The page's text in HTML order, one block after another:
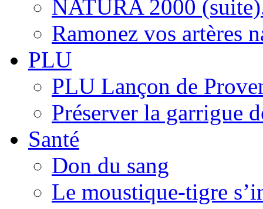
NATURA 2000
Ramonez vos artères
PLU
PLU Lançon de
Préserver la garrigue
Santé
Don du sang
Le moustique-tigre